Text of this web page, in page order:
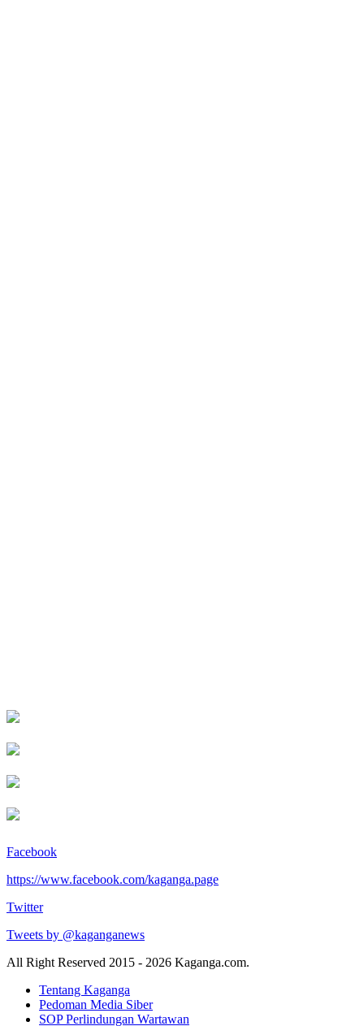
Facebook
https://www.facebook.com/kaganga.page
Twitter
Tweets by @kaganganews
All Right Reserved 2015 - 2026 Kaganga.com.
Tentang Kaganga
Pedoman Media Siber
SOP Perlindungan Wartawan